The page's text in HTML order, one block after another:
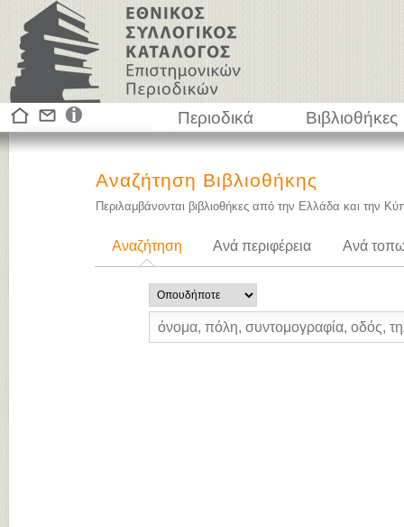
Περιοδικά Βιβλιοθήκες
Αναζήτηση Βιβλιοθήκης
Περιλαμβάνονται βιβλιοθήκες από την Ελλάδα και την
Αναζήτηση Ανά περιφέρεια Ανά